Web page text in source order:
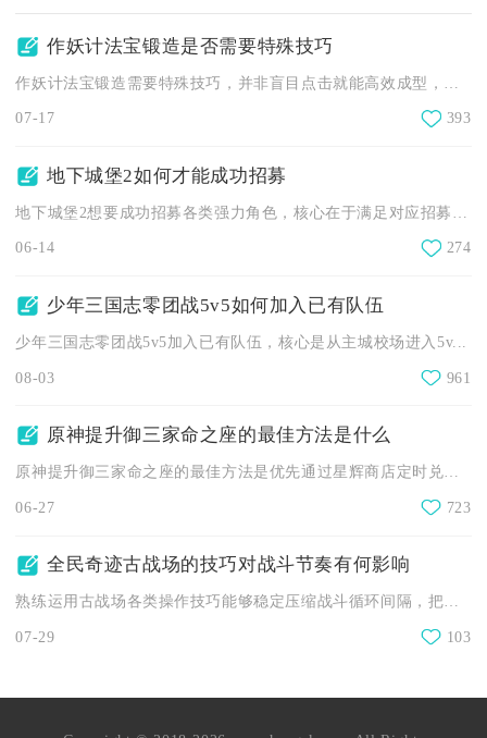
作妖计法宝锻造是否需要特殊技巧
07-17 393
地下城堡2如何才能成功招募
06-14 274
少年三国志零团战5v5如何加入已有队伍
少年三国志零团战5v5加入已有队伍，核心是从主城校场进入5v...
08-03 961
原神提升御三家命之座的最佳方法是什么
原神提升御三家命之座的最佳方法是优先通过星辉商店定时兑换，辅...
06-27 723
全民奇迹古战场的技巧对战斗节奏有何影响
熟练运用古战场各类操作技巧能够稳定压缩战斗循环间隔，把控输出...
07-29 103